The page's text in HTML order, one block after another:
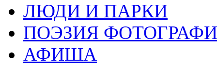
ЛЮДИ И ПАРКИ
ПОЭЗИЯ
АФИША